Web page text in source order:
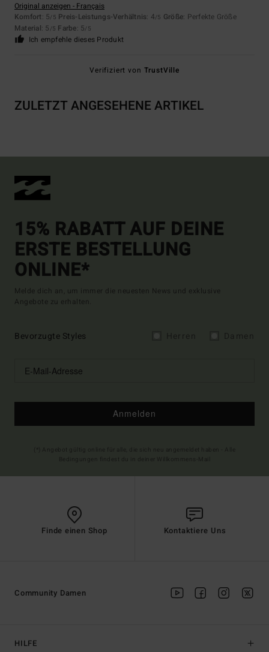
Original anzeigen - Français
Komfort: 5/5 Preis-Leistungs-Verhältnis: 4/5 Größe: Perfekte Größe
Material: 5 /5 Farbe: 5/5
Ich empfehle dieses Produkt
Verifiziert von TrustVille
ZULETZT ANGESEHENE ARTIKEL
15% RABATT AUF DEINE
ERSTE BESTELLUNG
ONLINE*
Melde dich an, um immer die neuesten News und exklusive
Angebote zu erhalten.
Bevorzugte Styles
Anmelden
Finde einen Shop Kontaktiere Uns
HILFE
Community Damen